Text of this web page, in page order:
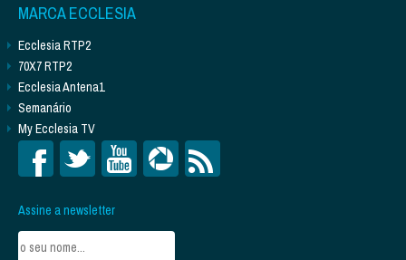
MARCA ECCLESIA
Ecclesia RTP2
70X7 RTP2
Ecclesia Antena1
Semanário
My Ecclesia TV
Assine a newsletter